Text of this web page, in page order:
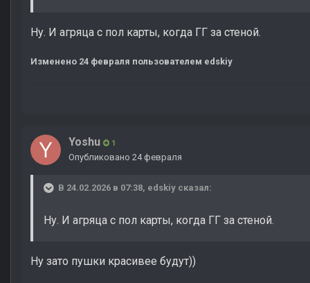
Ну. И агряца с пол карты, когда ГГ за стеной.
Изменено 24 февраля пользователем edskiy
Yoshu 1
Опубликовано 24 февраля
В 24.02.2026 в 07:38, edskiy сказал:
Ну. И агряца с пол карты, когда ГГ за стеной.
Ну зато пушки красивее будут))